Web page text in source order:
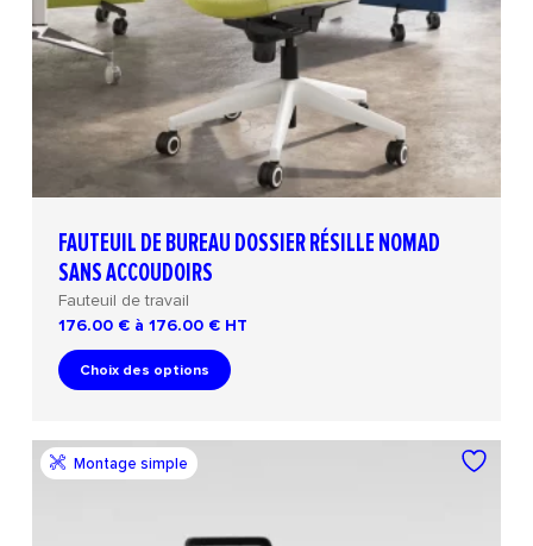
FAUTEUIL DE BUREAU DOSSIER RÉSILLE NOMAD
SANS ACCOUDOIRS
Fauteuil de travail
176.00 € à 176.00 € HT
Choix des options
Montage simple